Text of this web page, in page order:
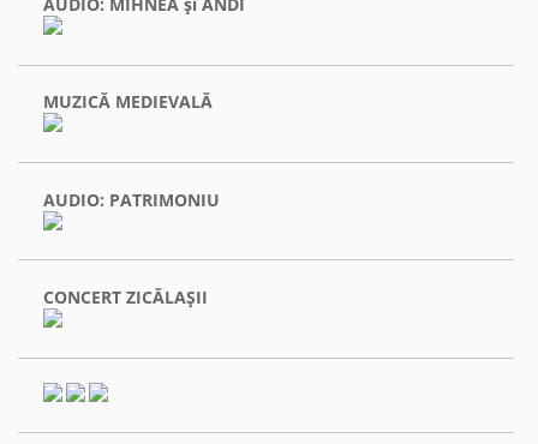
MUZICĂ MEDIEVALĂ
AUDIO: PATRIMONIU
CONCERT ZICĂLAŞII